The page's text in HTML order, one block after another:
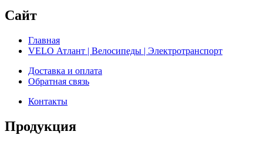
Сайт
Главная
VELO Атлант | Велосипеды | Электротранспорт
Доставка и оплата
Обратная связь
Контакты
Продукция